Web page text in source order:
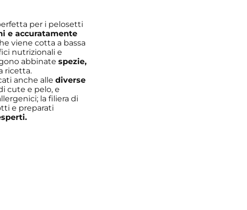
per i pelosetti
e accuratamente
viene cotta a bassa
nutrizionali e
abbinatespezie,
ricetta.
anche allediverse
cute e pelo, e
la filiera di
e preparati